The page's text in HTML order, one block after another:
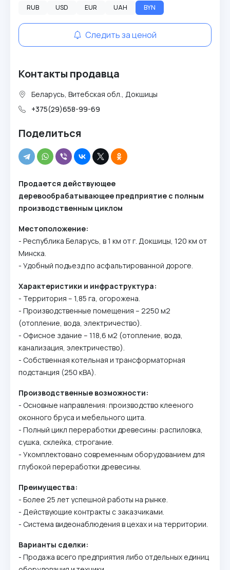
RUB USD EUR UAH BYN
Следить за ценой
Контакты продавца
Беларусь, Витебская обл., Докшицы
+375(29)658-99-69
Поделиться
Продается действующее
деревообрабатывающее предприятие с полным
производственным циклом
Местоположение:
- Республика Беларусь, в 1 км от г. Докшицы, 120 км от
Минска.
- Удобный подъезд по асфальтированной дороге.
Характеристики и инфраструктура:
- Территория – 1,85 га, огорожена.
- Производственные помещения – 2250 м2
(отопление, вода, электричество).
- Офисное здание – 118,6 м2 (отопление, вода,
канализация, электричество).
- Собственная котельная и трансформаторная
подстанция (250 кВА).
Производственные возможности:
- Основные направления: производство клееного
оконного бруса и мебельного щита.
- Полный цикл переработки древесины: распиловка,
сушка, склейка, строгание.
- Укомплектовано современным оборудованием для
глубокой переработки древесины.
Преимущества:
- Более 25 лет успешной работы на рынке.
- Действующие контракты с заказчиками.
- Система видеонаблюдения в цехах и на территории.
Варианты сделки:
- Продажа всего предприятия либо отдельных единиц